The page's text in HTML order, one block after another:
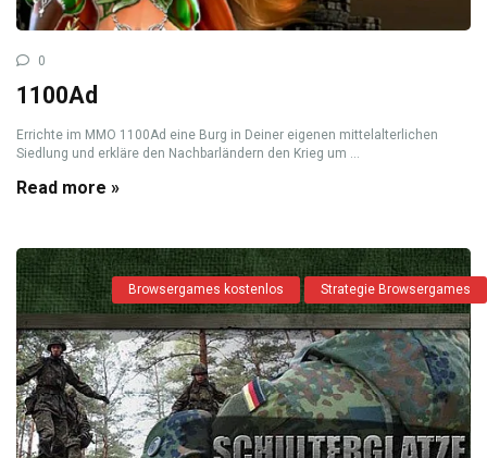
0
1100Ad
Errichte im MMO 1100Ad eine Burg in Deiner eigenen mittelalterlichen
Siedlung und erkläre den Nachbarländern den Krieg um ...
Read more »
Browsergames kostenlos Strategie Browsergames